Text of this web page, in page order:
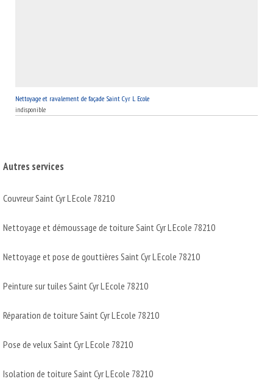
Nettoyage et ravalement de façade Saint Cyr L Ecole
indisponible
Autres services
Couvreur Saint Cyr L Ecole 78210
Nettoyage et démoussage de toiture Saint Cyr L Ecole 78210
Nettoyage et pose de gouttières Saint Cyr L Ecole 78210
Peinture sur tuiles Saint Cyr L Ecole 78210
Réparation de toiture Saint Cyr L Ecole 78210
Pose de velux Saint Cyr L Ecole 78210
Isolation de toiture Saint Cyr L Ecole 78210